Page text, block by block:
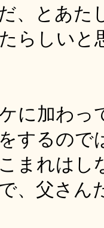
、とあた
らしいと
に加わっ
するので
まれはし
、父さん